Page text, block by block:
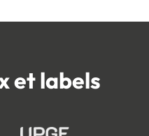
et labels